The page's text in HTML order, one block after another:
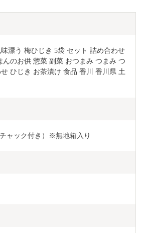
漂う 梅ひじき 5袋 セット 詰め合わせ
んのお供 惣菜 副菜 おつまみ つまみ つ
ひじき お茶漬け 食品 香川 香川県 土
ャック付き）※無地箱入り